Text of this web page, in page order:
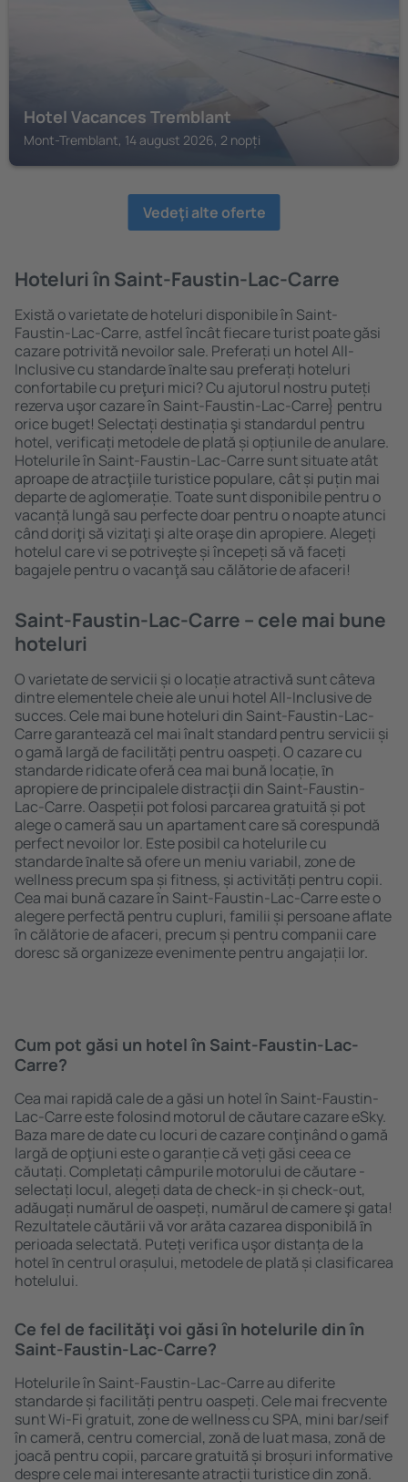
Hotel Vacances Tremblant
Mont-Tremblant, 14 august 2026, 2 nopți
Vedeţi alte oferte
Hoteluri în Saint-Faustin-Lac-Carre
Există o varietate de hoteluri disponibile în Saint-
Faustin-Lac-Carre, astfel încât fiecare turist poate găsi
cazare potrivită nevoilor sale. Preferați un hotel All-
Inclusive cu standarde ȋnalte sau preferați hoteluri
confortabile cu preţuri mici? Cu ajutorul nostru puteți
rezerva uşor cazare în Saint-Faustin-Lac-Carre} pentru
orice buget! Selectați destinația şi standardul pentru
hotel, verificați metodele de plată și opțiunile de anulare.
Hotelurile în Saint-Faustin-Lac-Carre sunt situate atât
aproape de atracţiile turistice populare, cât și puțin mai
departe de aglomerație. Toate sunt disponibile pentru o
vacanță lungă sau perfecte doar pentru o noapte atunci
când doriţi să vizitaţi şi alte oraşe din apropiere. Alegeți
hotelul care vi se potriveşte și începeți să vă faceți
bagajele pentru o vacanţă sau călătorie de afaceri!
Saint-Faustin-Lac-Carre – cele mai bune
hoteluri
O varietate de servicii și o locație atractivă sunt câteva
dintre elementele cheie ale unui hotel All-Inclusive de
succes. Cele mai bune hoteluri din Saint-Faustin-Lac-
Carre garantează cel mai înalt standard pentru servicii și
o gamă largă de facilități pentru oaspeți. O cazare cu
standarde ridicate oferă cea mai bună locație, ȋn
apropiere de principalele distracţii din Saint-Faustin-
Lac-Carre. Oaspeții pot folosi parcarea gratuită și pot
alege o cameră sau un apartament care să corespundă
perfect nevoilor lor. Este posibil ca hotelurile cu
standarde ȋnalte să ofere un meniu variabil, zone de
wellness precum spa și fitness, și activități pentru copii.
Cea mai bună cazare în Saint-Faustin-Lac-Carre este o
alegere perfectă pentru cupluri, familii și persoane aflate
în călătorie de afaceri, precum și pentru companii care
doresc să organizeze evenimente pentru angajații lor.
Cum pot găsi un hotel în Saint-Faustin-Lac-
Carre?
Cea mai rapidă cale de a găsi un hotel în Saint-Faustin-
Lac-Carre este folosind motorul de căutare cazare eSky.
Baza mare de date cu locuri de cazare conţinând o gamă
largă de opţiuni este o garanție că veți găsi ceea ce
căutați. Completați câmpurile motorului de căutare -
selectați locul, alegeți data de check-in și check-out,
adăugați numărul de oaspeți, numărul de camere şi gata!
Rezultatele căutării vă vor arăta cazarea disponibilă ȋn
perioada selectată. Puteți verifica uşor distanța de la
hotel ȋn centrul orașului, metodele de plată și clasificarea
hotelului.
Ce fel de facilităţi voi găsi ȋn hotelurile din în
Saint-Faustin-Lac-Carre?
Hotelurile în Saint-Faustin-Lac-Carre au diferite
standarde și facilități pentru oaspeți. Cele mai frecvente
sunt Wi-Fi gratuit, zone de wellness cu SPA, mini bar/seif
în cameră, centru comercial, zonă de luat masa, zonă de
joacă pentru copii, parcare gratuită și broșuri informative
despre cele mai interesante atracții turistice din zonă.